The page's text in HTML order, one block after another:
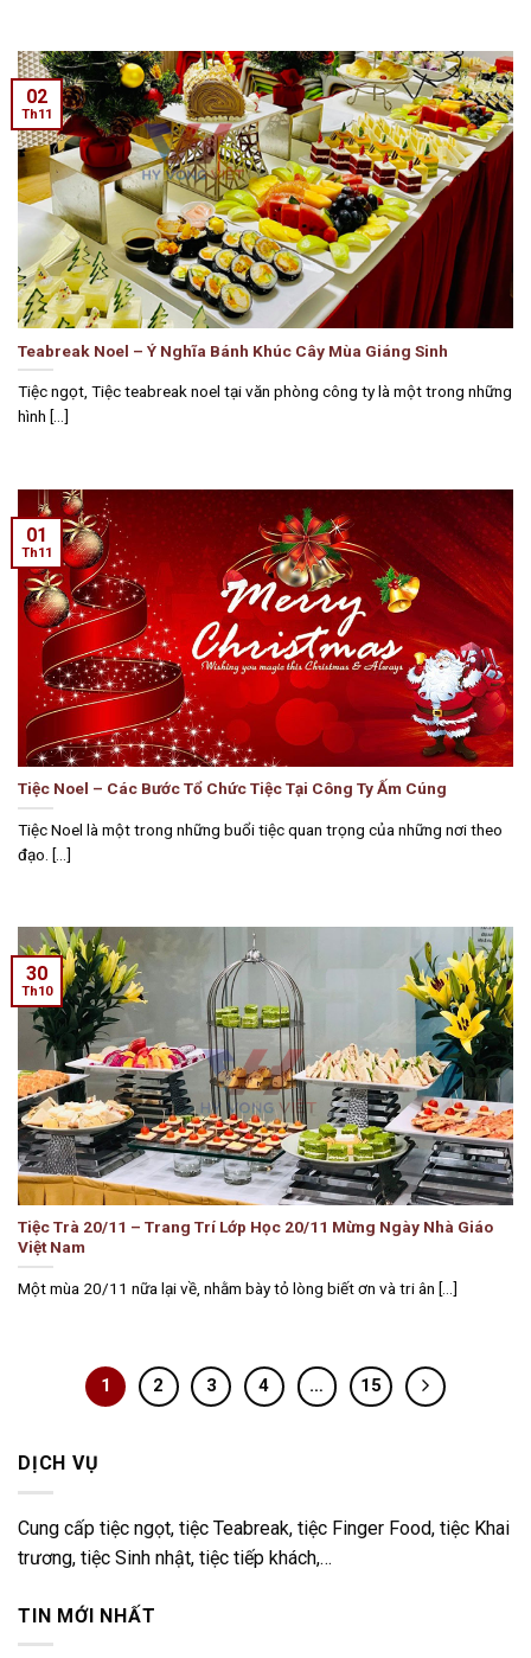
Teabreak Noel – Ý Nghĩa Bánh Khúc Cây Mùa Giáng Sinh
Tiệc ngọt, Tiệc teabreak noel tại văn phòng công ty là một trong những
hình [...]
02
Th11
Tiệc Noel – Các Bước Tổ Chức Tiệc Tại Công Ty Ấm Cúng
Tiệc Noel là một trong những buổi tiệc quan trọng của những nơi theo
đạo. [...]
01
Th11
Tiệc Trà 20/11 – Trang Trí Lớp Học 20/11 Mừng Ngày Nhà Giáo
Việt Nam
Một mùa 20/11 nữa lại về, nhằm bày tỏ lòng biết ơn và tri ân [...]
30
Th10
1 2 3 4 … 15
DỊCH VỤ
Cung cấp tiệc ngọt, tiệc Teabreak, tiệc Finger Food, tiệc Khai
trương, tiệc Sinh nhật, tiệc tiếp khách,…
TIN MỚI NHẤT